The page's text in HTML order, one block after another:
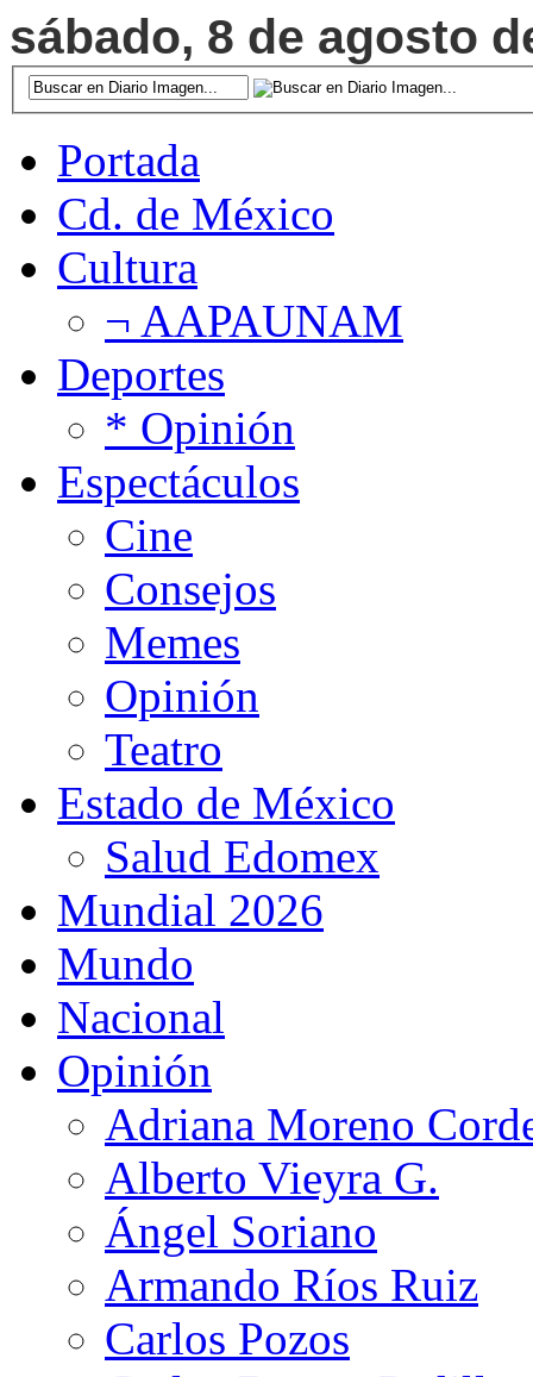
sábado, 8 de agosto
Portada
Cd. de México
Cultura
¬ AAPAUNAM
Deportes
* Opinión
Espectáculos
Cine
Consejos
Memes
Opinión
Teatro
Estado de México
Salud Edomex
Mundial 2026
Mundo
Nacional
Opinión
Adriana Moreno
Alberto Vieyra G.
Ángel Soriano
Armando Ríos Ruiz
Carlos Pozos